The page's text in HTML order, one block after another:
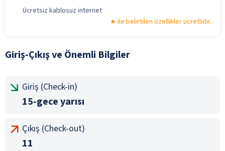
Ücretsiz kablosuz internet
ile belirtilen özellikler ücretlidir.
Giriş-Çıkış ve Önemli Bilgiler
Giriş (Check-in)
15-gece yarısı
Çıkış (Check-out)
11